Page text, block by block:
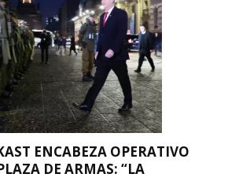
ENCABEZA OPERATIVO
DE ARMAS: “LA